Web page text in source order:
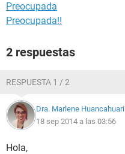
Preocupada
Preocupada!!
2 respuestas
RESPUESTA 1 / 2
Dra. Marlene Huancahuari
18 sep 2014 a las 03:56
Hola,